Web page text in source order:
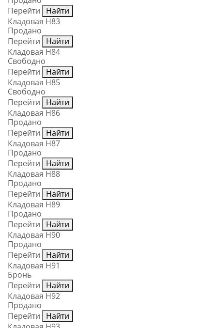
Перейти
Найти
Кладовая Н83
Продано
Перейти
Найти
Кладовая Н84
Свободно
Перейти
Найти
Кладовая Н85
Свободно
Перейти
Найти
Кладовая Н86
Продано
Перейти
Найти
Кладовая Н87
Продано
Перейти
Найти
Кладовая Н88
Продано
Перейти
Найти
Кладовая Н89
Продано
Перейти
Найти
Кладовая Н90
Продано
Перейти
Найти
Кладовая Н91
Бронь
Перейти
Найти
Кладовая Н92
Продано
Перейти
Найти